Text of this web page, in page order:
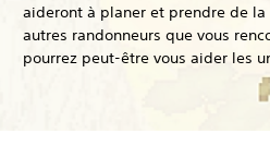
aideront à planer et prendre de la
autres randonneurs que vous
pourrez peut-être vous aider les